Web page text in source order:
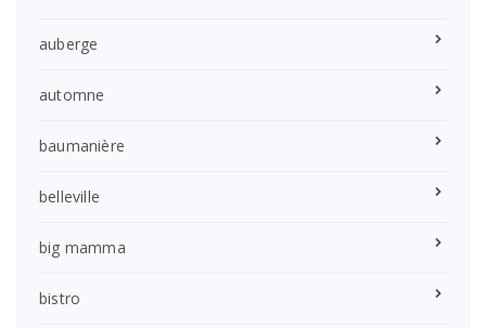
auberge
automne
baumanière
belleville
big mamma
bistro